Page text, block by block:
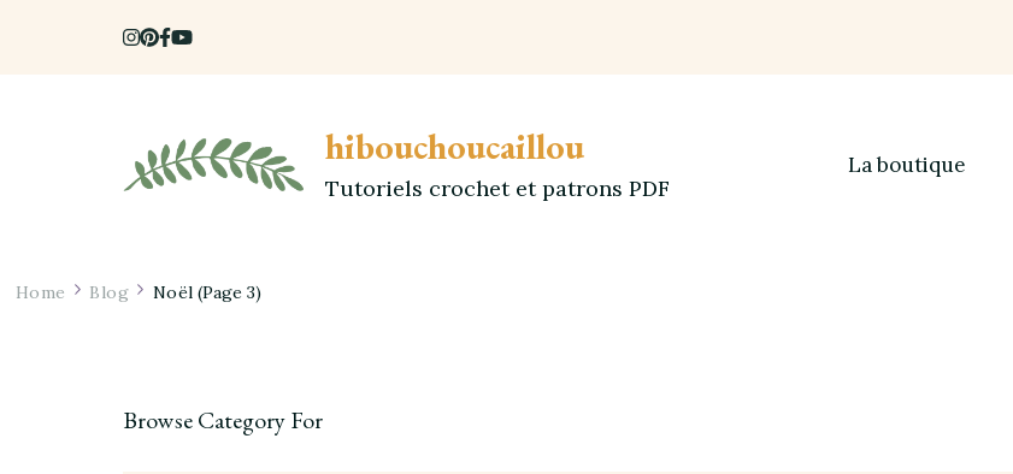
hibouchoucaillou
Tutoriels crochet et patrons PDF
La boutique
Home Blog Noël (Page 3)
Browse Category For